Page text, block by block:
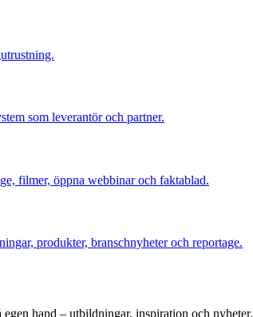
som leverantör och partner.
filmer, öppna webbinar och faktablad.
produkter, branschnyheter och reportage.
hand – utbildningar, inspiration och nyheter.